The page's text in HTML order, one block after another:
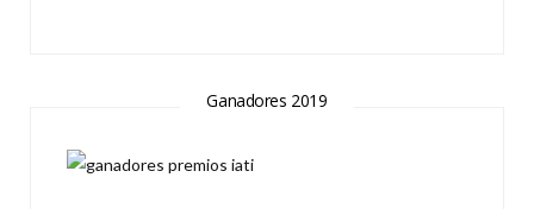
Ganadores 2019